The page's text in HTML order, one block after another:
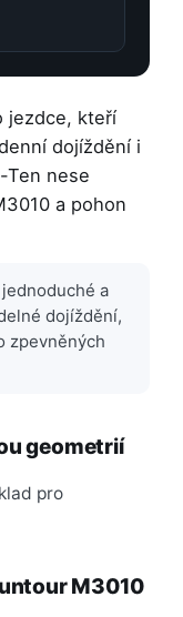
jezdce, kteří
dojíždění i
Ten nese
a pohon
a
dojíždění,
zpevněných
geometrií
pro
M3010